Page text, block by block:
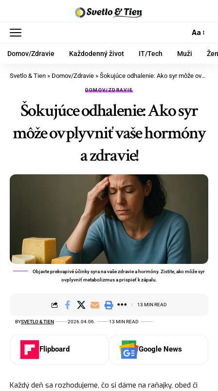
Aa
Domov/Zdravie Každodenný život IT/Tech Muži
Svetlo & Tien » Domov/Zdravie » Šokujúce odhalenie: Ako syr môže ovplyvniť vaše hormóny a zdravie!
DOMOV/ZDRAVIE
Šokujúce odhalenie: Ako syr
môže ovplyvniť vaše hormóny
a zdravie!
Objavte prekvapivé účinky syra na vaše zdravie a hormóny. Zistite, ako môže syr
ovplyvniť metabolizmus a prispieť k zápalu.
BYSVETLO & TIEN 2026.04.06. 13 MIN READ
13 MIN READ
Flipboard Google News
Každý deň sa rozhodujeme, čo si dáme na raňajky, obed či